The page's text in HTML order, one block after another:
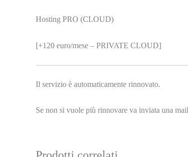
Hosting PRO (CLOUD)
[+120 euro/mese – PRIVATE CLOUD]
Il servizio è automaticamente rinnovato.
Se non si vuole più rinnovare va inviata una